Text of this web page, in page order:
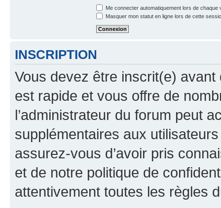
Me connecter automatiquement lors de chaque
Masquer mon statut en ligne lors de cette
INSCRIPTION
Vous devez être inscrit(e) avant
est rapide et vous offre de
l’administrateur du forum peut
supplémentaires aux
assurez-vous d’avoir pris
et de notre politique de
attentivement toutes les règles